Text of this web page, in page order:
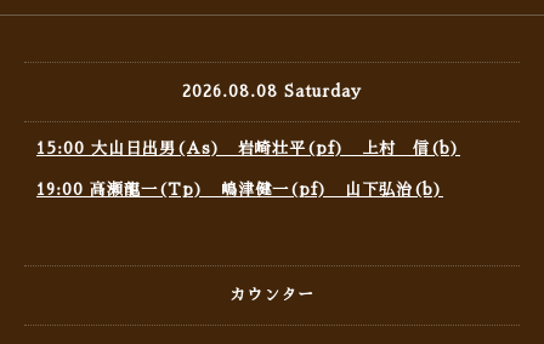
2026.08.08 Saturday
15:00 大山日出男(As) 岩崎壮平(pf) 上村 信(b)
19:00 高瀬龍一(Tp) 嶋津健一(pf) 山下弘治(b)
カウンター